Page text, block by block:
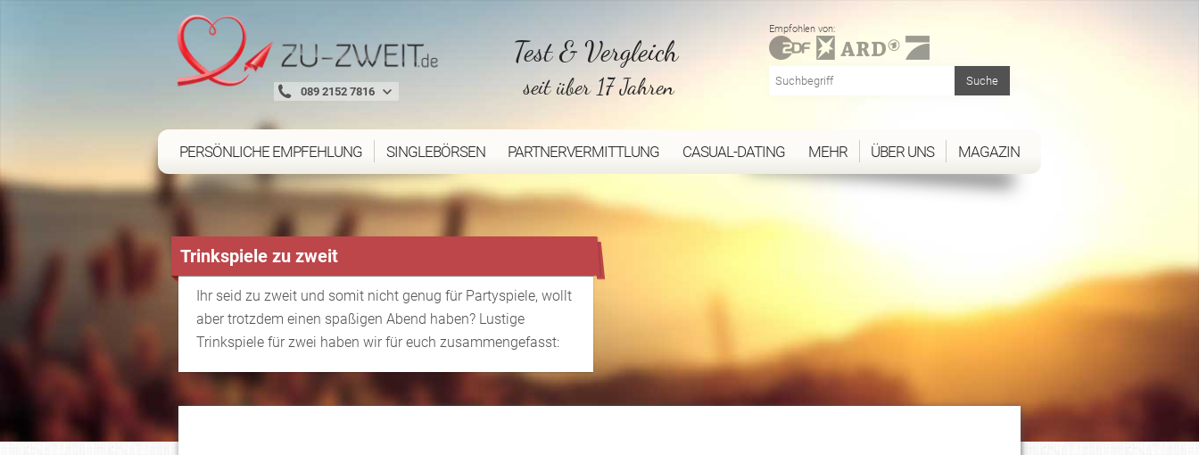
089 2152 7816
Test & Vergleich
seit über 17 Jahren
Empfohlen von:
PERSÖNLICHE EMPFEHLUNG SINGLEBÖRSEN PARTNERVERMITTLUNG CASUAL-DATING MEHR ÜBER UNS MAGAZIN
Trinkspiele zu zweit
Ihr seid zu zweit und somit nicht genug für Partyspiele, wollt
aber trotzdem einen spaßigen Abend haben? Lustige
Trinkspiele für zwei haben wir für euch zusammengefasst: